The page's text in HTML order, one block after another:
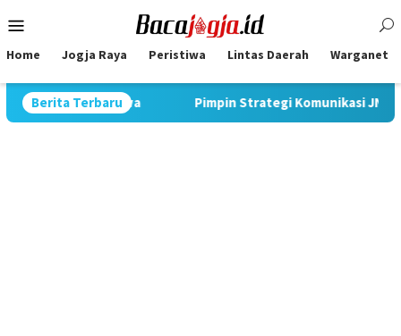
to
Menu
Home Jogja Raya Peristiwa Lintas Daerah Warganet
Berita Terbaru
di Jawa Pimpin Strategi Komunikasi JNE, Kurnia